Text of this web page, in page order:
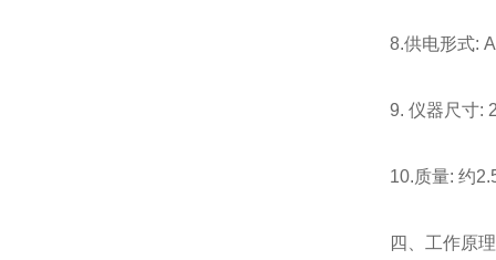
8.供电形式:
9. 仪器尺寸:
10.质量: 约
四、工作原理